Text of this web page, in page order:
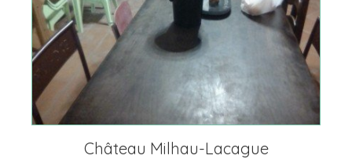
Château Milhau-Lacague